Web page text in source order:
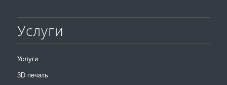
Услуги
Услуги
3D печать